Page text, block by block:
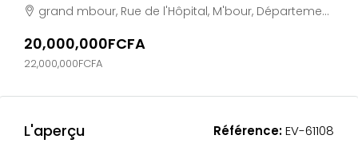
grand mbour, Rue de l'Hôpital, M'bour, Département de M'bour, Région de Thiès, 00510, Sénégal
20,000,000FCFA
22,000,000FCFA
L'aperçu Référence:EV-61108